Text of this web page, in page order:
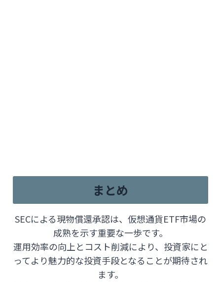
まとめ
SECによる現物償還承認は、仮想通貨ETF市場の
成熟を示す重要な一歩です。
運用効率の向上とコスト削減により、投資家にと
ってより魅力的な投資手段となることが期待され
ます。